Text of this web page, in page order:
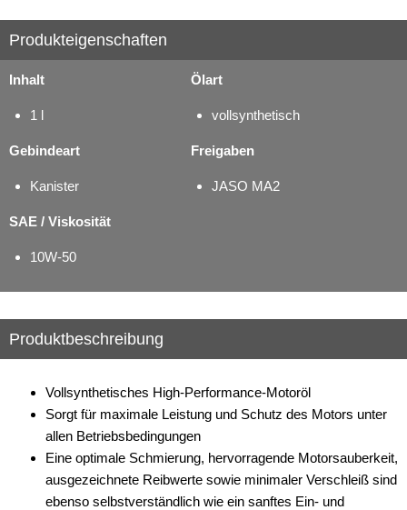
Produkteigenschaften
Inhalt
1 l
Ölart
vollsynthetisch
Gebindeart
Kanister
Freigaben
JASO MA2
SAE / Viskosität
10W-50
Produktbeschreibung
Vollsynthetisches High-Performance-Motoröl
Sorgt für maximale Leistung und Schutz des Motors unter
allen Betriebsbedingungen
Eine optimale Schmierung, hervorragende Motorsauberkeit,
ausgezeichnete Reibwerte sowie minimaler Verschleiß sind
ebenso selbstverständlich wie ein sanftes Ein- und